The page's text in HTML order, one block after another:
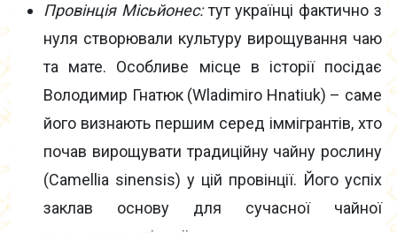
Провінція Місьйонес:тут українці фактично з
нуля створювали культуру вирощування чаю
та мате. Особливе місце в історії посідає
Володимир Гнатюк (Wladimiro Hnatiuk) – саме
його визнають першим серед іммігрантів, хто
почав вирощувати традиційну чайну рослину
(Camellia sinensis) у цій провінції. Його успіх
заклав основу для сучасної чайної